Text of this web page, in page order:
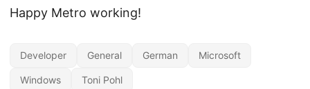
Happy Metro working!
Developer General German Microsoft
Windows Toni Pohl